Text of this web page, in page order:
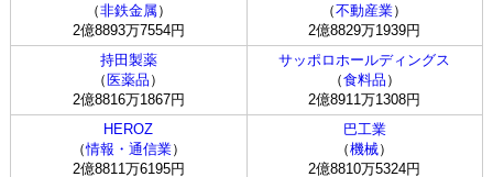
（非鉄金属）
2億8893万7554円
（不動産業）
2億8829万1939円
持田製薬
（ 医薬品 ）
2億8816万1867円
サッポロホールディングス
（食料品 ）
2億8911万1308円
HEROZ
（情報・通信業）
2億8811万6195円
巴工業
（機械）
2億8810万5324円